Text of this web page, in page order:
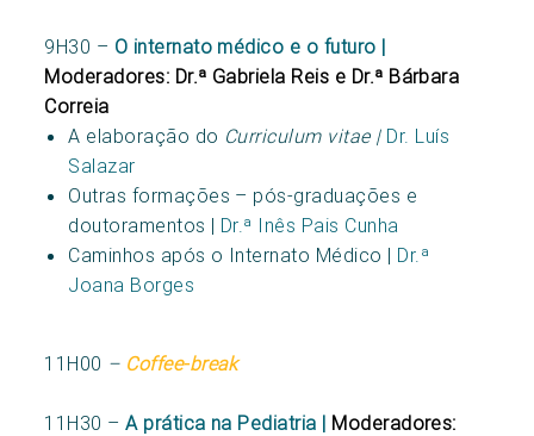
9H30 – O internato médico e o futuro |
Moderadores: Dr.ª Gabriela Reis e Dr.ª Bárbara
Correia
A elaboração do Curriculum vitae | Dr. Luís
Salazar
Outras formações – pós-graduações e
doutoramentos | Dr.ª Inês Pais Cunha
Caminhos após o Internato Médico | Dr.ª
Joana Borges
11H00 – Coffee-break
11H30 –A prática na Pediatria | Moderadores: